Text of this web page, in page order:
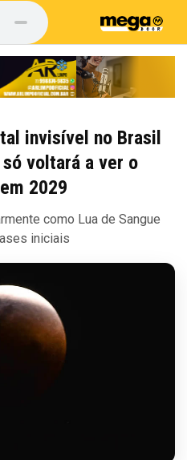
invisível no Brasil
voltará a ver o
2029
como Lua de Sangue
iniciais